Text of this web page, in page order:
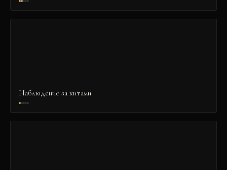
Наблюдение за китами